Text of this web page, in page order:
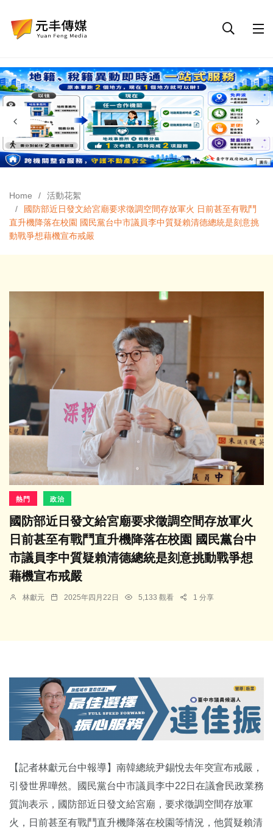
Home
活動花絮
國防部近日發文給宮廟要求徵調空間存放軍火 日前甚至有戰鬥
直升機降落在校園 國民黨台中市議員李中質疑賴清德總統是刻意挑
動戰爭想藉機宣布戒嚴
熱門 政治
國防部近日發文給宮廟要求徵調空間存放軍火
日前甚至有戰鬥直升機降落在校園 國民黨台中
市議員李中質疑賴清德總統是刻意挑動戰爭想
藉機宣布戒嚴
林獻元 2025年四月22日 5,133 觀看 1 分享
【記者林獻元台中報導】南韓總統尹錫悅去年突宣布戒嚴，
引發世界嘩然。國民黨台中市議員李中22日在議會民政業務
質詢表示，國防部近日發文給宮廟，要求徵調空間存放軍
火，日前甚至有戰鬥直升機降落在校園等情況，他質疑賴清